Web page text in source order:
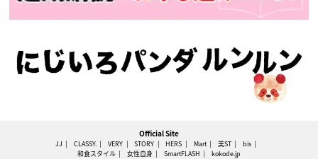
Official Site
JJ CLASSY. VERY STORY HERS Mart 美ST
bis
和食スタイル
女性自身 SmartFLASH kokode.jp